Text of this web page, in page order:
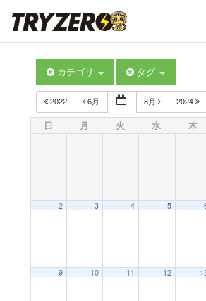
カテゴリ タグ
2022 6月 8月 2024
日 月 火 水 木
2 3 4 5
9 10 11 12